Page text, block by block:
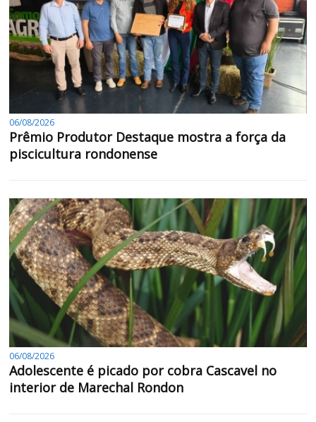
06/08/2026
Prêmio Produtor Destaque mostra a força da
piscicultura rondonense
06/08/2026
Adolescente é picado por cobra Cascavel no
interior de Marechal Rondon